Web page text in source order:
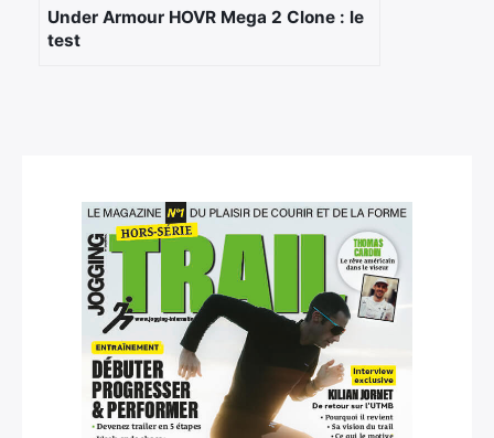
Under Armour HOVR Mega 2 Clone : le
test